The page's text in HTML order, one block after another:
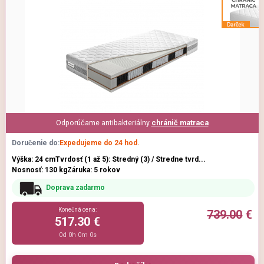
Odporúčame antibakteriálny chránič matraca
Doručenie do:Expedujeme do 24 hod.
Výška: 24 cmTvrdosť (1 až 5): Stredný (3) / Stredne tvrd...
Nosnosť: 130 kgZáruka: 5 rokov
Doprava zadarmo
739.00€
Konečná cena:
517.30 €
0d 0h 0m 0s